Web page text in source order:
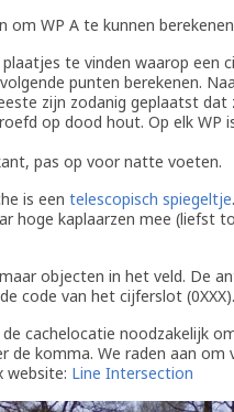
om WP A te kunnen
te vinden waarop een
punten berekenen.
zijn zodanig geplaatst dat
op dood hout. Op elk WP
pas op voor natte voeten.
is een telescopisch spiegeltje
hoge kaplaarzen mee (liefst
objecten in het veld. De
code van het cijferslot (0XXX).
cachelocatie noodzakelijk
de komma. We raden aan om
website: Line Intersection